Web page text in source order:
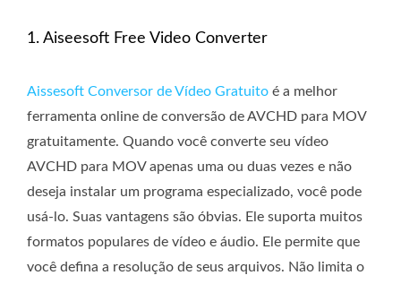
1. Aiseesoft Free Video Converter
Aissesoft Conversor de Vídeo Gratuito é a melhor
ferramenta online de conversão de AVCHD para MOV
gratuitamente. Quando você converte seu vídeo
AVCHD para MOV apenas uma ou duas vezes e não
deseja instalar um programa especializado, você pode
usá-lo. Suas vantagens são óbvias. Ele suporta muitos
formatos populares de vídeo e áudio. Ele permite que
você defina a resolução de seus arquivos. Não limita o